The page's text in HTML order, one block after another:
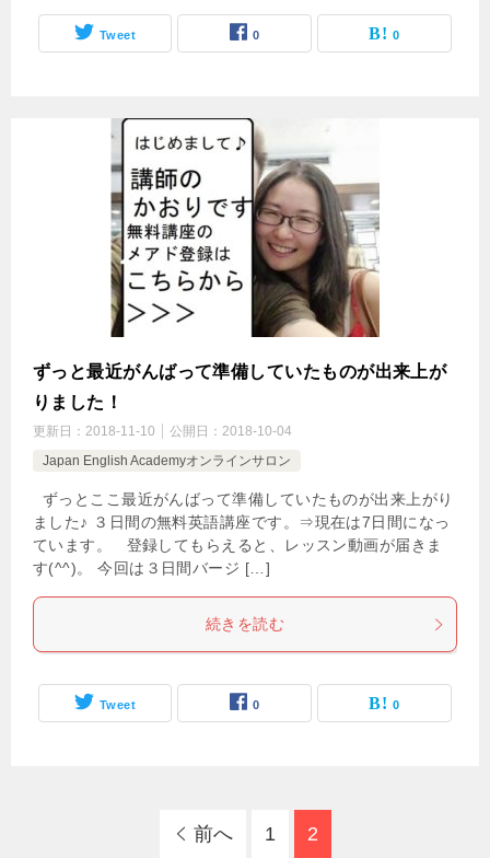
Tweet 0 0
ずっと最近がんばって準備していたものが出来上が
りました！
更新日： 2018-11-10 公開日： 2018-10-04
Japan English Academyオンラインサロン
ずっとここ最近がんばって準備していたものが出来上がり
ました♪ ３日間の無料英語講座です。⇒現在は7日間になっ
ています。 登録してもらえると、レッスン動画が届きま
す(^^)。 今回は３日間バージ […]
続きを読む
Tweet 0 0
前へ 1 2